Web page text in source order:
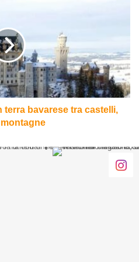
terra bavarese tra castelli,
montagne